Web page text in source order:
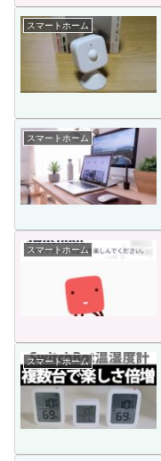
スマートホーム
スマートホーム
スマートホーム
スマートホーム